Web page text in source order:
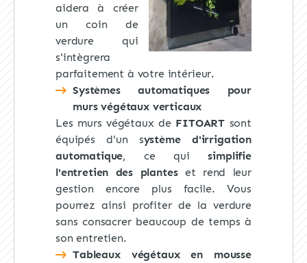
aidera à créer
un coin de
verdure qui
s'intègrera
parfaitement à votre intérieur.
Systèmes automatiques pour
murs végétaux verticaux
Les murs végétaux de FITOART sont
équipés d'un système d'irrigation
automatique, ce quisimplifie
l'entretien des planteset rend leur
gestion encore plus facile. Vous
pourrez ainsi profiter de la verdure
sans consacrer beaucoup de temps à
son entretien.
Tableaux végétaux en mousse